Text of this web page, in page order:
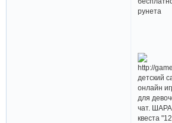
рунета
детский
онлайн
для
чат.
квеста